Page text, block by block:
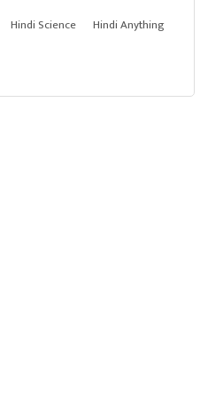
Hindi Science
Hindi Anything